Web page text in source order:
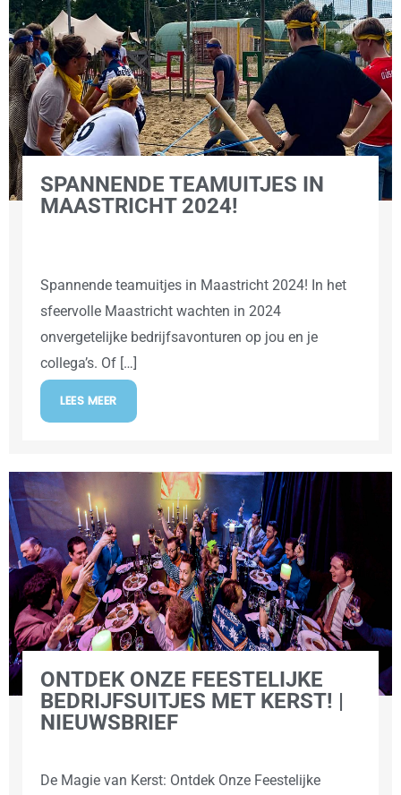
SPANNENDE TEAMUITJES IN
MAASTRICHT 2024!
Spannende teamuitjes in Maastricht 2024! In het
sfeervolle Maastricht wachten in 2024
onvergetelijke bedrijfsavonturen op jou en je
collega’s. Of […]
LEES MEER
ONTDEK ONZE FEESTELIJKE
BEDRIJFSUITJES MET KERST! |
NIEUWSBRIEF
De Magie van Kerst: Ontdek Onze Feestelijke